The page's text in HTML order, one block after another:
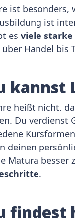
ist
ist
es viele starke
über Handel bis
kannst
heißt nicht,
Du verdienst
deinen
Matura besser
.
findest